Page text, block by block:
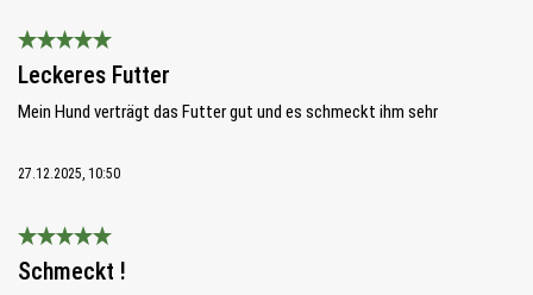
Bewertung mit 5 von 5 Sternen
Leckeres Futter
Mein Hund verträgt das Futter gut und es schmeckt ihm sehr
27.12.2025, 10:50
Bewertung mit 5 von 5 Sternen
Schmeckt !